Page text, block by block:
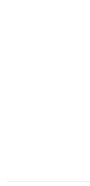
Routern ansluts till
(ingår) för att dela
genom routern.
Delning via 3G/
Ett 3G- eller 4G-
för att dela en
porten.